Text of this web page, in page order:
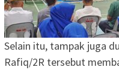
Selain itu, tampak juga
Rafiq/2R tersebut